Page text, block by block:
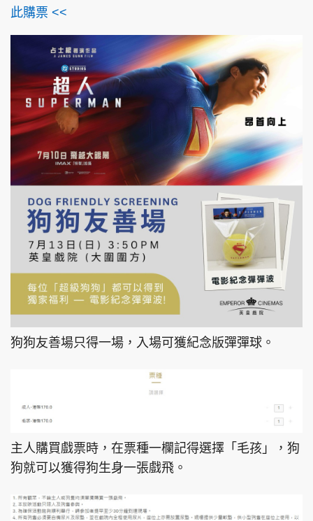
此購票 <<
狗狗友善場只得一場，入場可獲紀念版彈彈球。
主人購買戲票時，在票種一欄記得選擇「毛孩」，狗
狗就可以獲得狗生身一張戲飛。